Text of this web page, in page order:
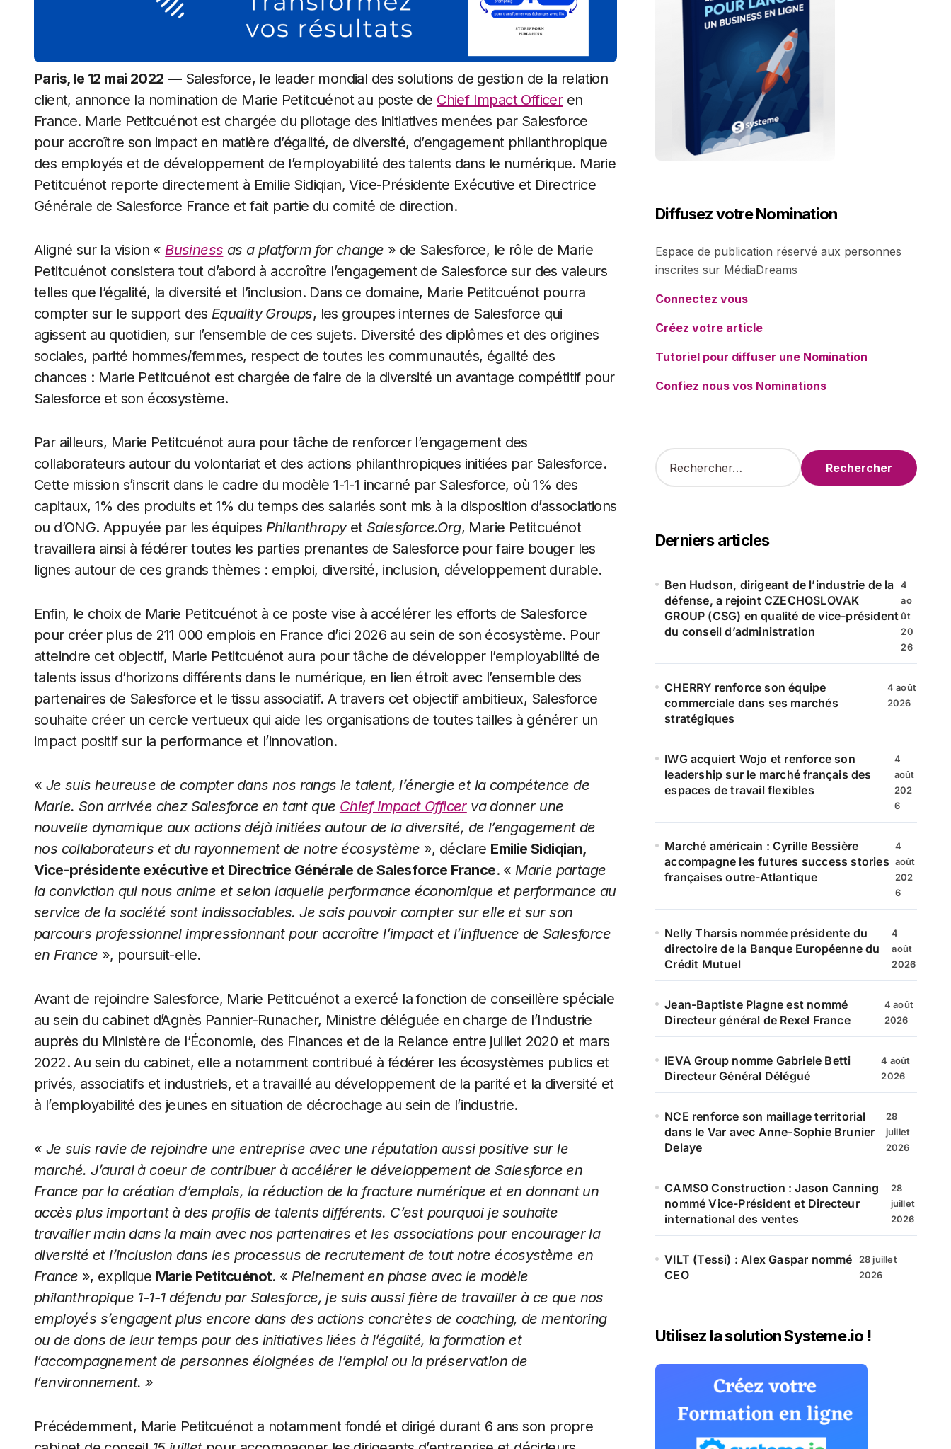
Paris, le 12 mai 2022 — Salesforce, le leader mondial des solutions de gestion de la relation
client, annonce la nomination de Marie Petitcuénot au poste de Chief Impact Officeren
France. Marie Petitcuénot est chargée du pilotage des initiatives menées par Salesforce
pour accroître son impact en matière d’égalité, de diversité, d’engagement philanthropique
des employés et de développement de l’employabilité des talents dans le numérique. Marie
Petitcuénot reporte directement à Emilie Sidiqian, Vice-Présidente Exécutive et Directrice
Générale de Salesforce France et fait partie du comité de direction.
Aligné sur la vision « Business as a platform for change » de Salesforce, le rôle de Marie
Petitcuénot consistera tout d’abord à accroître l’engagement de Salesforce sur des valeurs
telles que l’égalité, la diversité et l’inclusion. Dans ce domaine, Marie Petitcuénot pourra
compter sur le support des Equality Groups, les groupes internes de Salesforce qui
agissent au quotidien, sur l’ensemble de ces sujets. Diversité des diplômes et des origines
sociales, parité hommes/femmes, respect de toutes les communautés, égalité des
chances : Marie Petitcuénot est chargée de faire de la diversité un avantage compétitif pour
Salesforce et son écosystème.
Par ailleurs, Marie Petitcuénot aura pour tâche de renforcer l’engagement des
collaborateurs autour du volontariat et des actions philanthropiques initiées par Salesforce.
Cette mission s’inscrit dans le cadre du modèle 1-1-1 incarné par Salesforce, où 1% des
capitaux, 1% des produits et 1% du temps des salariés sont mis à la disposition d’associations
ou d’ONG. Appuyée par les équipes PhilanthropyetSalesforce.Org, Marie Petitcuénot
travaillera ainsi à fédérer toutes les parties prenantes de Salesforce pour faire bouger les
lignes autour de ces grands thèmes : emploi, diversité, inclusion, développement durable.
Enfin, le choix de Marie Petitcuénot à ce poste vise à accélérer les efforts de Salesforce
pour créer plus de 211 000 emplois en France d’ici 2026 au sein de son écosystème. Pour
atteindre cet objectif, Marie Petitcuénot aura pour tâche de développer l’employabilité de
talents issus d’horizons différents dans le numérique, en lien étroit avec l’ensemble des
partenaires de Salesforce et le tissu associatif. A travers cet objectif ambitieux, Salesforce
souhaite créer un cercle vertueux qui aide les organisations de toutes tailles à générer un
impact positif sur la performance et l’innovation.
« Je suis heureuse de compter dans nos rangs le talent, l’énergie et la compétence de
Marie. Son arrivée chez Salesforce en tant que Chief Impact Officerva donner une
nouvelle dynamique aux actions déjà initiées autour de la diversité, de l’engagement de
nos collaborateurs et du rayonnement de notre écosystème », déclare Emilie Sidiqian,
Vice-présidente exécutive et Directrice Générale de Salesforce France. « Marie partage
la conviction qui nous anime et selon laquelle performance économique et performance au
service de la société sont indissociables. Je sais pouvoir compter sur elle et sur son
parcours professionnel impressionnant pour accroître l’impact et l’influence de Salesforce
en France », poursuit-elle.
Avant de rejoindre Salesforce, Marie Petitcuénot a exercé la fonction de conseillère spéciale
au sein du cabinet d’Agnès Pannier-Runacher, Ministre déléguée en charge de l’Industrie
auprès du Ministère de l’Économie, des Finances et de la Relance entre juillet 2020 et mars
2022. Au sein du cabinet, elle a notamment contribué à fédérer les écosystèmes publics et
privés, associatifs et industriels, et a travaillé au développement de la parité et la diversité et
à l’employabilité des jeunes en situation de décrochage au sein de l’industrie.
« Je suis ravie de rejoindre une entreprise avec une réputation aussi positive sur le
marché. J’aurai à coeur de contribuer à accélérer le développement de Salesforce en
France par la création d’emplois, la réduction de la fracture numérique et en donnant un
accès plus important à des profils de talents différents. C’est pourquoi je souhaite
travailler main dans la main avec nos partenaires et les associations pour encourager la
diversité et l’inclusion dans les processus de recrutement de tout notre écosystème en
France », explique Marie Petitcuénot. « Pleinement en phase avec le modèle
philanthropique 1-1-1 défendu par Salesforce, je suis aussi fière de travailler à ce que nos
employés s’engagent plus encore dans des actions concrètes de coaching, de mentoring
ou de dons de leur temps pour des initiatives liées à l’égalité, la formation et
l’accompagnement de personnes éloignées de l’emploi ou la préservation de
l’environnement. »
Précédemment, Marie Petitcuénot a notamment fondé et dirigé durant 6 ans son propre
Diffusez votre Nomination
Espace de publication réservé aux personnes
inscrites sur MédiaDreams
Connectez vous
Créez votre article
Tutoriel pour diffuser une Nomination
Confiez nous vos Nominations
R
e
r
c
e
Derniers articles
Ben Hudson, dirigeant de l’industrie de la
défense, a rejoint CZECHOSLOVAK
GROUP (CSG) en qualité de vice-président
du conseil d’administration
4
ao
ût
20
26
CHERRY renforce son équipe
commerciale dans ses marchés
stratégiques
4 août
2026
IWG acquiert Wojo et renforce son
leadership sur le marché français des
espaces de travail flexibles
4
août
202
6
Marché américain : Cyrille Bessière
accompagne les futures success stories
françaises outre-Atlantique
4
août
202
6
Nelly Tharsis nommée présidente du
directoire de la Banque Européenne du
Crédit Mutuel
4
août
2026
Jean-Baptiste Plagne est nommé
Directeur général de Rexel France
4 août
2026
IEVA Group nomme Gabriele Betti
Directeur Général Délégué
4 août
2026
NCE renforce son maillage territorial
dans le Var avec Anne-Sophie Brunier
Delaye
28
juillet
2026
CAMSO Construction : Jason Canning
nommé Vice-Président et Directeur
international des ventes
28
juillet
2026
VILT (Tessi) : Alex Gaspar nommé
CEO
28 juillet
2026
Utilisez la solution Systeme.io !